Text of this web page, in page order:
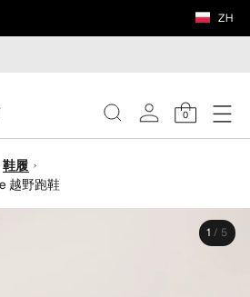
ZH
0
鞋履
越野跑鞋
1 / 5